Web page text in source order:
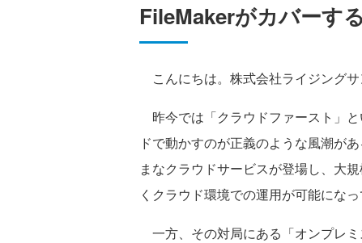
FileMakerがカバーす
こんにちは。株式会社ライジングサ
昨今では「クラウドファースト」
ドで動かすのが正義のような風潮が
まなクラウドサービスが登場し、大
くクラウド環境での運用が可能になっ
一方、その対局にある「オンプレ